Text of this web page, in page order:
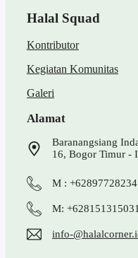
Halal Squad
Kontributor
Kegiatan Komunitas
Galeri
Alamat
Baranangsiang
16, Bogor Timur -
M :
M:
info-